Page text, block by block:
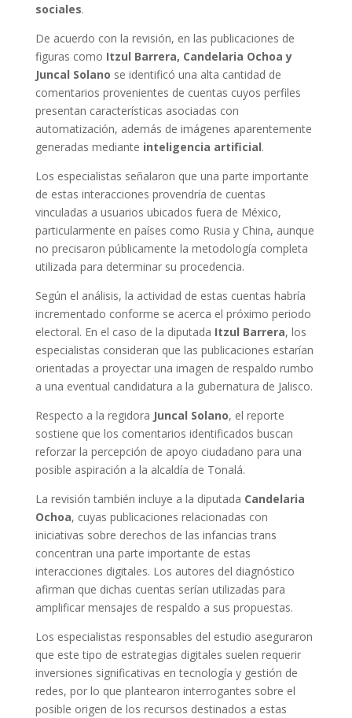
sociales.
De acuerdo con la revisión, en las publicaciones de
figuras como Itzul Barrera, Candelaria Ochoa y
Juncal Solano se identificó una alta cantidad de
comentarios provenientes de cuentas cuyos perfiles
presentan características asociadas con
automatización, además de imágenes aparentemente
generadas mediante inteligencia artificial.
Los especialistas señalaron que una parte importante
de estas interacciones provendría de cuentas
vinculadas a usuarios ubicados fuera de México,
particularmente en países como Rusia y China, aunque
no precisaron públicamente la metodología completa
utilizada para determinar su procedencia.
Según el análisis, la actividad de estas cuentas habría
incrementado conforme se acerca el próximo periodo
electoral. En el caso de la diputada Itzul Barrera, los
especialistas consideran que las publicaciones estarían
orientadas a proyectar una imagen de respaldo rumbo
a una eventual candidatura a la gubernatura de Jalisco.
Respecto a la regidora Juncal Solano, el reporte
sostiene que los comentarios identificados buscan
reforzar la percepción de apoyo ciudadano para una
posible aspiración a la alcaldía de Tonalá.
La revisión también incluye a la diputada Candelaria
Ochoa, cuyas publicaciones relacionadas con
iniciativas sobre derechos de las infancias trans
concentran una parte importante de estas
interacciones digitales. Los autores del diagnóstico
afirman que dichas cuentas serían utilizadas para
amplificar mensajes de respaldo a sus propuestas.
Los especialistas responsables del estudio aseguraron
que este tipo de estrategias digitales suelen requerir
inversiones significativas en tecnología y gestión de
redes, por lo que plantearon interrogantes sobre el
posible origen de los recursos destinados a estas